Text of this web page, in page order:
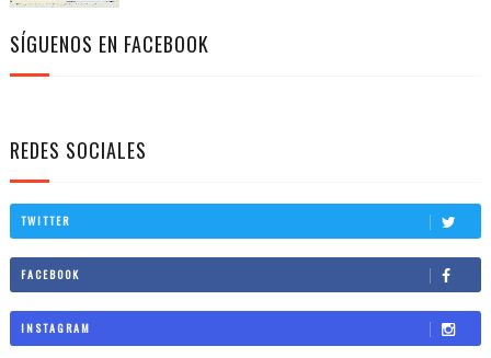
SÍGUENOS EN FACEBOOK
REDES SOCIALES
TWITTER
FACEBOOK
INSTAGRAM